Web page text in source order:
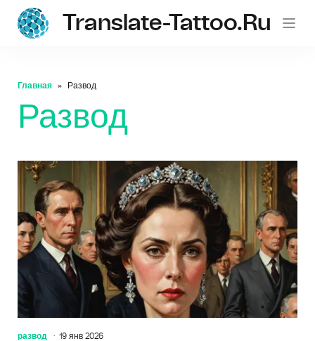
Translate-Tattoo.ru
Главная Развод
Развод
развод 19 янв 2026